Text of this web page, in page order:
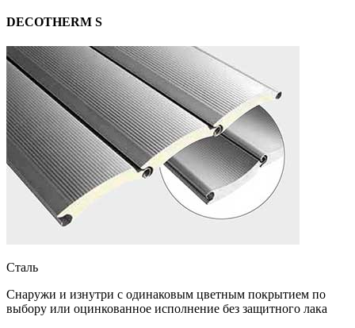
DECOTHERM S
Сталь
Снаружи и изнутри с одинаковым цветным покрытием по
выбору или оцинкованное исполнение без защитного лака